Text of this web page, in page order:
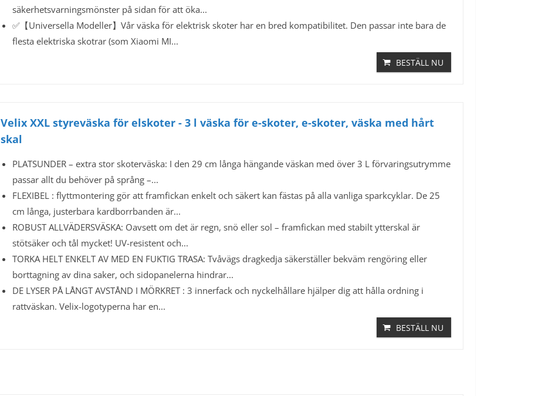
säkerhetsvarningsmönster på sidan för att öka...
✅【Universella Modeller】Vår väska för elektrisk skoter har en bred kompatibilitet. Den passar inte bara de
flesta elektriska skotrar (som Xiaomi MI...
BESTÄLL NU
Velix XXL styreväska för elskoter - 3 l väska för e-skoter, e-skoter, väska med hårt
skal
PLATSUNDER – extra stor skoterväska: I den 29 cm långa hängande väskan med över 3 L förvaringsutrymme
passar allt du behöver på språng –...
FLEXIBEL : flyttmontering gör att framfickan enkelt och säkert kan fästas på alla vanliga sparkcyklar. De 25
cm långa, justerbara kardborrbanden är...
ROBUST ALLVÄDERSVÄSKA: Oavsett om det är regn, snö eller sol – framfickan med stabilt ytterskal är
stötsäker och tål mycket! UV-resistent och...
TORKA HELT ENKELT AV MED EN FUKTIG TRASA: Tvåvägs dragkedja säkerställer bekväm rengöring eller
borttagning av dina saker, och sidopanelerna hindrar...
DE LYSER PÅ LÅNGT AVSTÅND I MÖRKRET : 3 innerfack och nyckelhållare hjälper dig att hålla ordning i
rattväskan. Velix-logotyperna har en...
BESTÄLL NU